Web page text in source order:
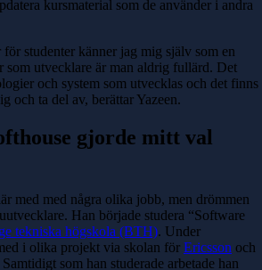
kursmaterial som de använder i andra
studenter känner jag mig själv som en
som utvecklare är man aldrig fullärd. Det
och system som utvecklas och det finns
och ta del av, berättar Yazeen.
gjorde mitt val
med med några olika jobb, men drömmen
Han började studera “Software
tekniska högskola (BTH). Under
i olika projekt via skolan för Ericsson och
som han studerade arbetade han